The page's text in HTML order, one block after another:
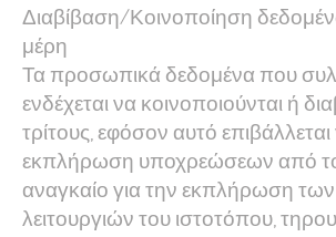
Διαβίβαση/Κοινοποίηση
μέρη
Τα προσωπικά δεδομένα που
ενδέχεται να κοινοποιούνται ή
τρίτους, εφόσον αυτό επιβάλλεται
εκπλήρωση υποχρεώσεων από το
αναγκαίο για την εκπλήρωση
λειτουργιών του ιστοτόπου,